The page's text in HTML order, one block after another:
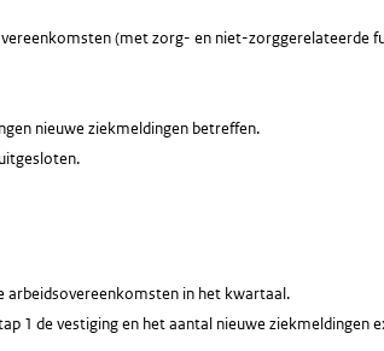
(met zorg- en niet-zorggerelateerde
nieuwe ziekmeldingen betreffen.
arbeidsovereenkomsten in het kwartaal.
1 de vestiging en het aantal nieuwe ziekmeldingen